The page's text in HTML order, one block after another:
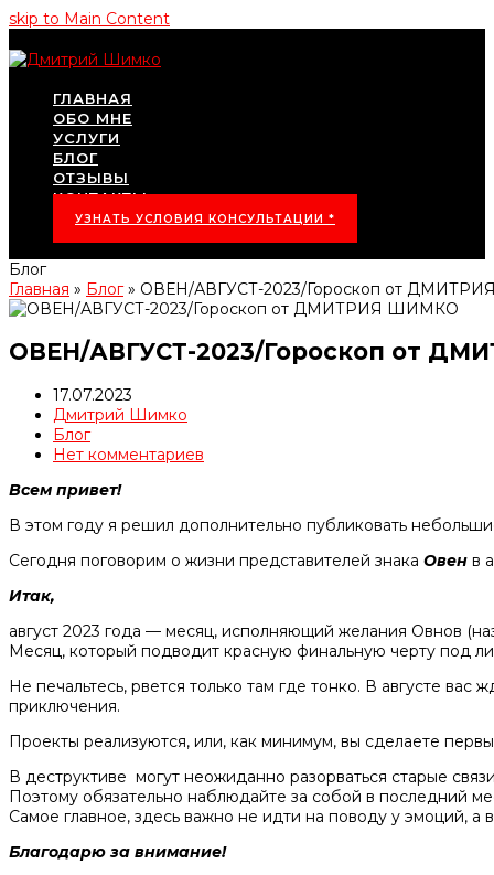
skip to Main Content
ГЛАВНАЯ
ОБО МНЕ
УСЛУГИ
БЛОГ
ОТЗЫВЫ
КОНТАКТЫ
УЗНАТЬ УСЛОВИЯ КОНСУЛЬТАЦИИ *
Блог
Главная » Блог» ОВЕН/АВГУСТ-2023/Гороскоп от
ОВЕН/АВГУСТ-2023/Гороскоп от
17.07.2023
Дмитрий Шимко
Блог
Нет комментариев
Всем привет!
В этом году я решил дополнительно публиковать
Сегодня поговорим о жизни представителей знака Овен в
Итак,
август 2023 года — месяц, исполняющий желания Овнов
Месяц, который подводит красную финальную черту под
Не печальтесь, рвется только там где тонко. В августе
приключения.
Проекты реализуются, или, как минимум, вы сделаете
В деструктиве могут неожиданно разорваться старые
Поэтому обязательно наблюдайте за собой в последний
Самое главное, здесь важно не идти на поводу у эмоций,
Благодарю за внимание!